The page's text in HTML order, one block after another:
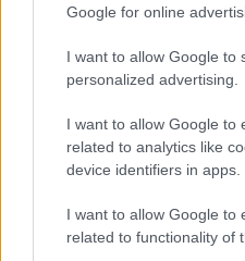
Google for online
I want to allow Google to
personalized advertising.
I want to allow Google to
related to analytics like
device identifiers in apps.
I want to allow Google to
related to functionality of
Chi è Sara Gama:
Sportmagazine: notizie,